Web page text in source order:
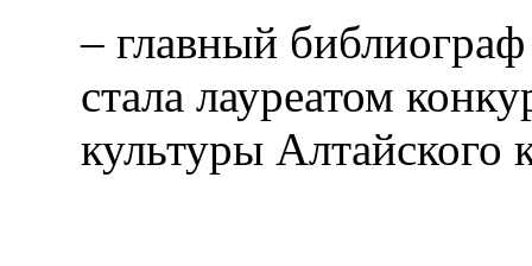
– главный
стала лауреатом
культуры Алтайского